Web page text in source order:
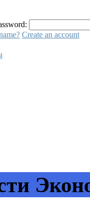
Create an account